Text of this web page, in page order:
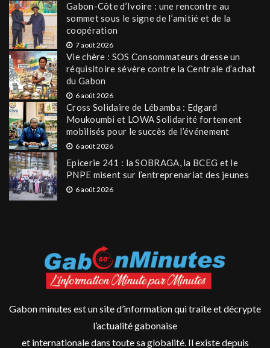
Gabon-Côte d’Ivoire : une rencontre au
sommet sous le signe de l’amitié et de la
coopération
7 août 2026
Vie chère : SOS Consommateurs dresse un
réquisitoire sévère contre la Centrale d’achat
du Gabon
6 août 2026
Cross Solidaire de Lébamba : Edgard
Moukoumbi et LOWA Solidarité fortement
mobilisés pour le succès de l’événement
6 août 2026
Epicerie 241 : la SOBRAGA, la BCEG et le
PNPE misent sur l’entreprenariat des jeunes
6 août 2026
Gabon minutes est un site d’information qui traite et décrypte
l’actualité gabonaise
et internationale dans toute sa globalité. Il existe depuis